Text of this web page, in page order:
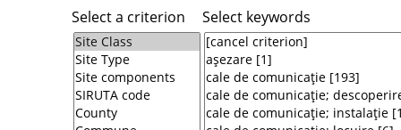
Select a criterion Select keywords